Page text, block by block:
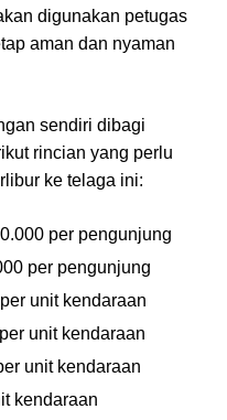
digunakan petugas
aman dan nyaman
sendiri dibagi
rincian yang perlu
ke telaga ini:
per pengunjung
per pengunjung
unit kendaraan
unit kendaraan
unit kendaraan
kendaraan